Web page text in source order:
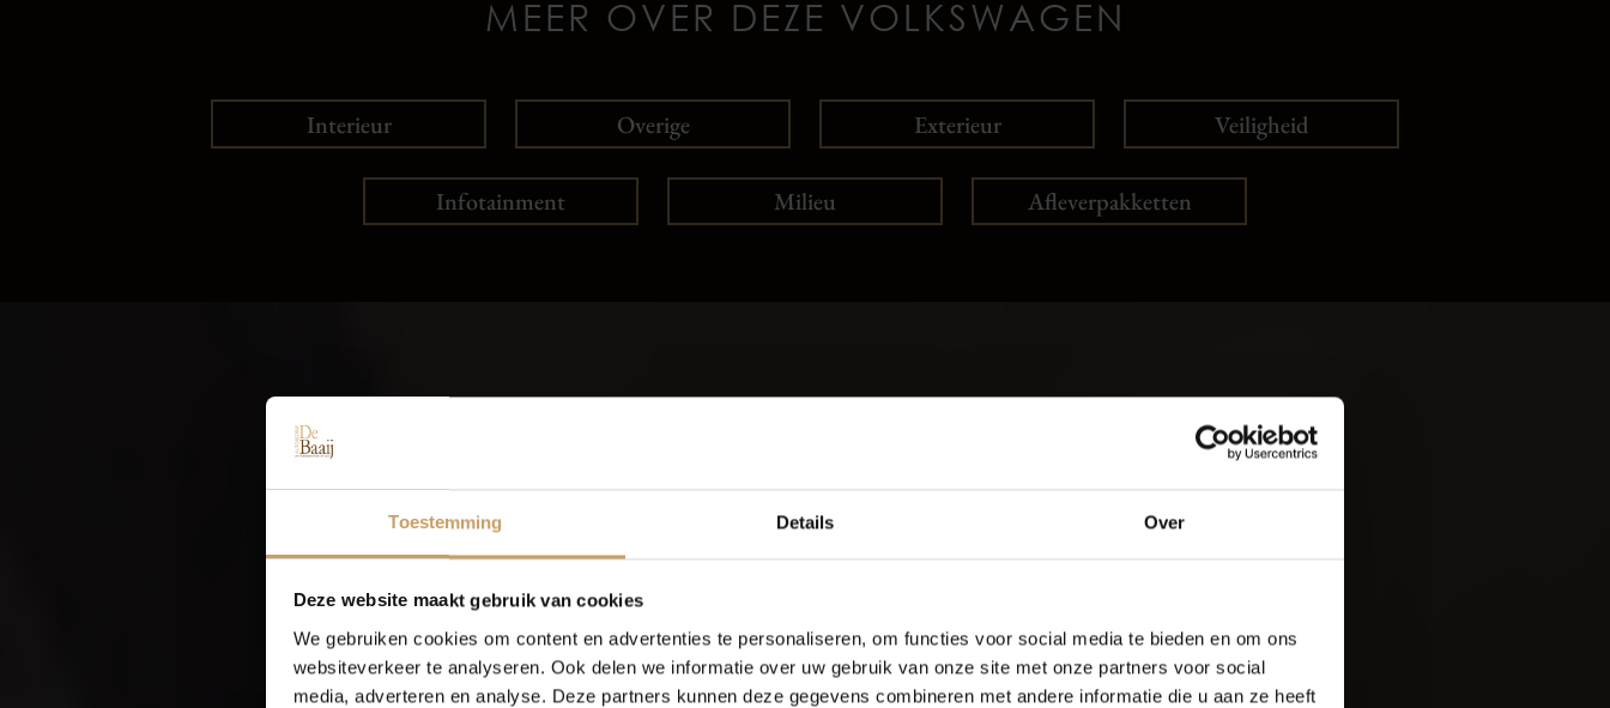
Toestemming Details Over
Deze website maakt gebruik van cookies
We gebruiken cookies om content en advertenties te personaliseren, om functies voor social media te bieden en om ons
websiteverkeer te analyseren. Ook delen we informatie over uw gebruik van onze site met onze partners voor social
media, adverteren en analyse. Deze partners kunnen deze gegevens combineren met andere informatie die u aan ze heeft
MEER OVER DEZE VOLKSWAGEN
Interieur Overige Exterieur Veiligheid
Infotainment Milieu Afleverpakketten
VUL UW KENTEKEN IN VOOR EEN INRUILVOORSTEL
Autolease
Financiering
Over Autobedrijf De Baaij
Blogs